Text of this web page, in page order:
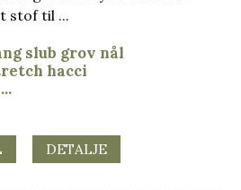
slub grov nål
hacci
DETALJE